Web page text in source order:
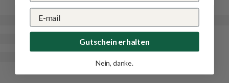
Gutschein erhalten
Nein, danke.